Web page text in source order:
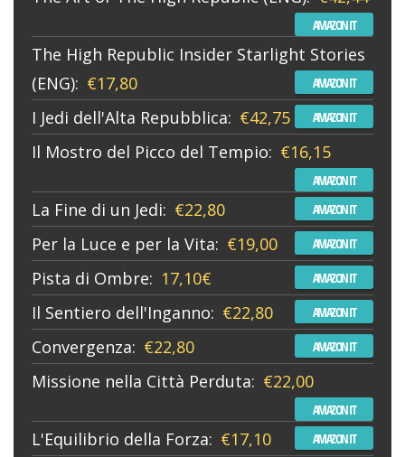
AMAZON IT
The High Republic Insider Starlight Stories
(ENG): €17,80 AMAZON IT
I Jedi dell'Alta Repubblica: €42,75 AMAZON IT
Il Mostro del Picco del Tempio: €16,15
AMAZON IT
La Fine di un Jedi: €22,80 AMAZON IT
Per la Luce e per la Vita: €19,00 AMAZON IT
Pista di Ombre: 17,10€ AMAZON IT
Il Sentiero dell'Inganno: €22,80 AMAZON IT
Convergenza: €22,80 AMAZON IT
Missione nella Città Perduta: €22,00
AMAZON IT
L'Equilibrio della Forza: €17,10 AMAZON IT